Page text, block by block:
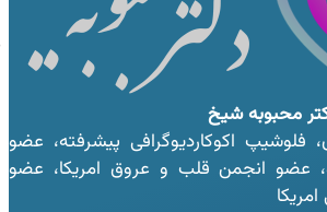
محبوبه شیخ
اکوکاردیوگرافی پیشرفته، عضو
عضو انجمن قلب و عروق امریکا، عضو